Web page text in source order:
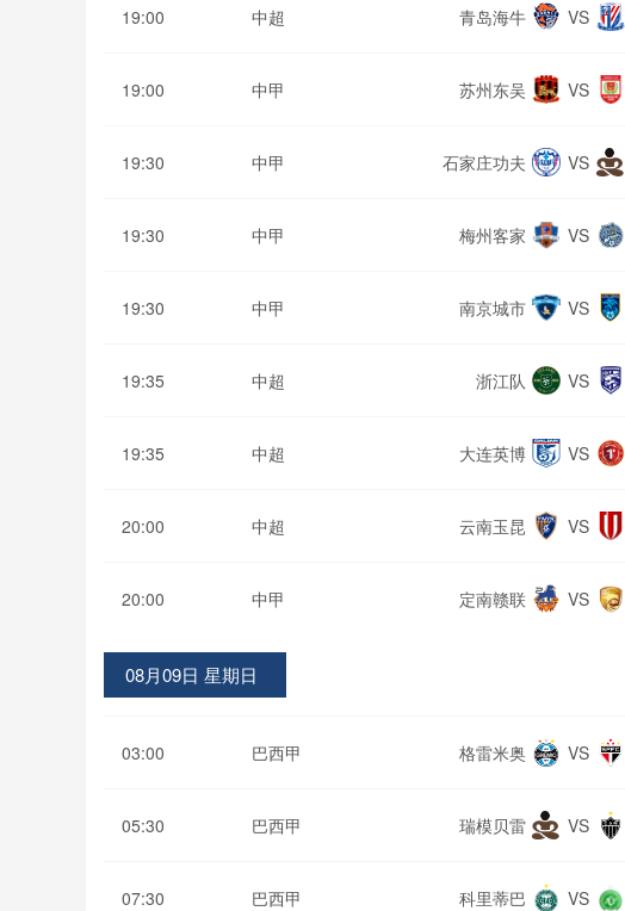
19:00 中超 青岛海牛 VS
19:00 中甲 苏州东吴 VS
19:30 中甲 石家庄功夫 VS
19:30 中甲 梅州客家 VS
19:30 中甲 南京城市 VS
19:35 中超 浙江队 VS
19:35 中超 大连英博 VS
20:00 中超 云南玉昆 VS
20:00 中甲 定南赣联 VS
08月09日 星期日
03:00 巴西甲 格雷米奥 VS
05:30 巴西甲 瑞模贝雷 VS
07:30 巴西甲 科里蒂巴 VS